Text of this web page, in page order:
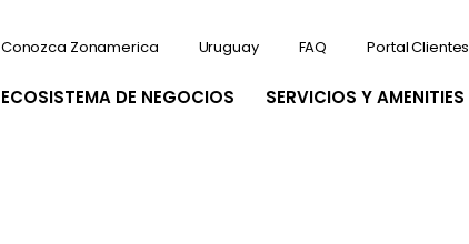
ECOSISTEMA DE NEGOCIOS SERVICIOS Y AMENITIES
Conozca Zonamerica Uruguay FAQ Portal Clientes